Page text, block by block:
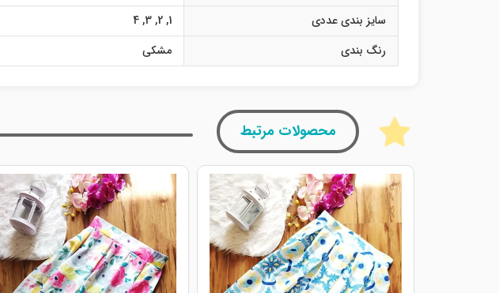
سایز بندی عددی
1
,
2
,
3
,
4
رنگ بندی
مشکی
محصولات مرتبط